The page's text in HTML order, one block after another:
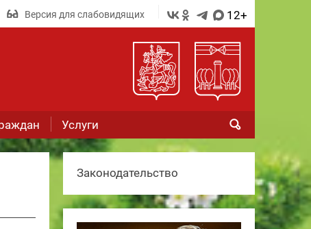
Версия для слабовидящих 12+
Услуги
Законодательство